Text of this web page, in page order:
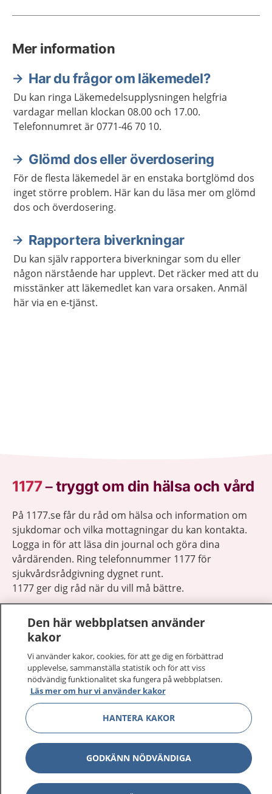
Mer information
Har du frågor om läkemedel?
Du kan ringa Läkemedelsupplysningen helgfria
vardagar mellan klockan 08.00 och 17.00.
Telefonnumret är 0771-46 70 10.
Glömd dos eller överdosering
För de flesta läkemedel är en enstaka bortglömd dos
inget större problem. Här kan du läsa mer om glömd
dos och överdosering.
Rapportera biverkningar
Du kan själv rapportera biverkningar som du eller
någon närstående har upplevt. Det räcker med att du
misstänker att läkemedlet kan vara orsaken. Anmäl
här via en e-tjänst.
1177–tryggt om din hälsa och vård
På 1177.se får du råd om hälsa och information om
sjukdomar och vilka mottagningar du kan kontakta.
Logga in för att läsa din journal och göra dina
vårdärenden. Ring telefonnummer 1177 för
sjukvårdsrådgivning dygnet runt.
1177 ger dig råd när du vill må bättre.
1177 på flera språk
Om 1177
Kontakt Visa
Den här webbplatsen använder
kakor
Vi använder kakor, cookies, för att ge dig en förbättrad
upplevelse, sammanställa statistik och för att viss
nödvändig funktionalitet ska fungera på webbplatsen.
Läs mer om hur vi använder kakor
HANTERA KAKOR
GODKÄNN NÖDVÄNDIGA